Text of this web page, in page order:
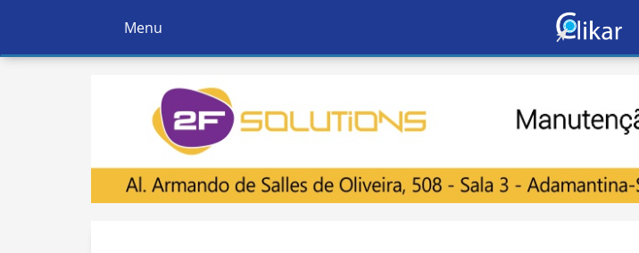
Ativar
Navegação
Menu